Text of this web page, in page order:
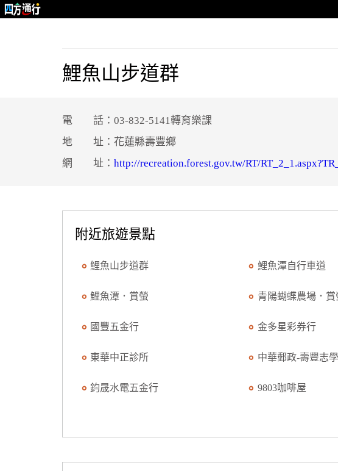
鯉魚山步道群
電 話：03-832-5141轉育樂課
地 址：花蓮縣壽豐鄉
網 址： http://recreation.forest.gov.tw/RT/
附近旅遊景點
鯉魚山步道群 鯉魚潭自行車道
鯉魚潭．賞螢 青陽蝴蝶農場．賞
國豐五金行 金多星彩券行
東華中正診所 中華郵政-壽豐志
鈞晟水電五金行 9803咖啡屋